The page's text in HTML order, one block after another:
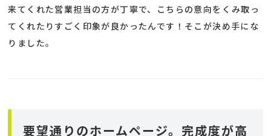
来てくれた営業担当の方が丁寧で、こちらの意向をくみ取っ
てくれたりすごく印象が良かったんです！そこが決め手にな
りました。
要望通りのホームページ。完成度が高